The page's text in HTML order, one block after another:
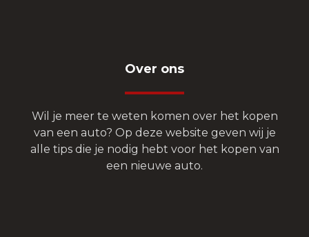
Over ons
Wil je meer te weten komen over het kopen
van een auto? Op deze website geven wij je
alle tips die je nodig hebt voor het kopen van
een nieuwe auto.